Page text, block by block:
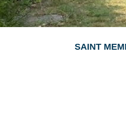
SAINT